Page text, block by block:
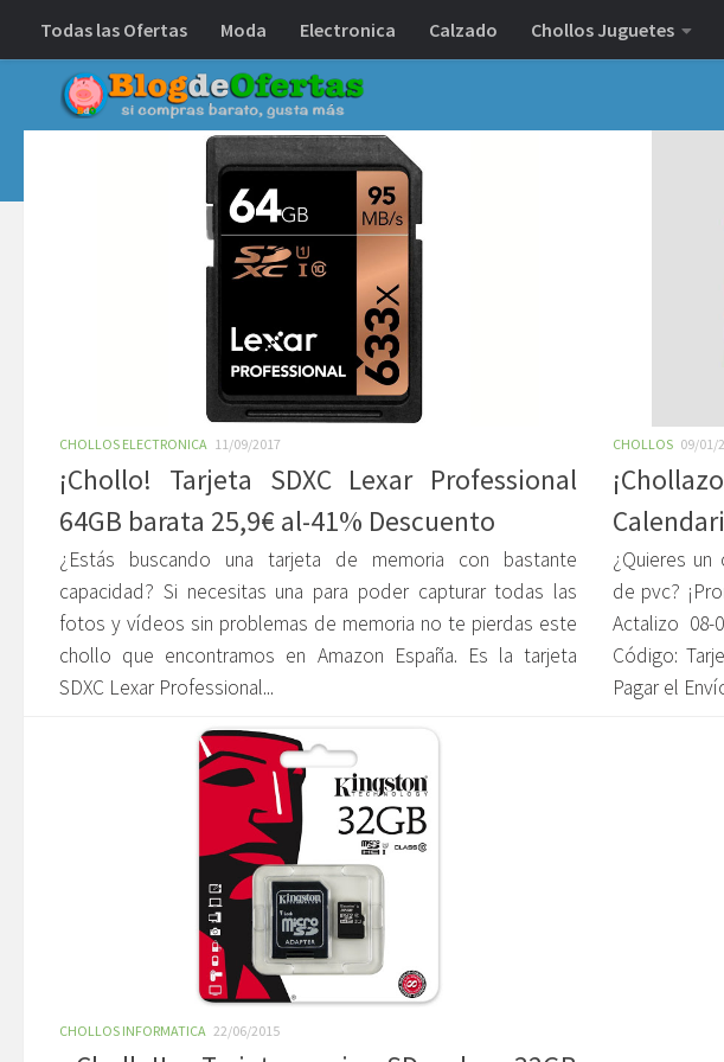
Debajo del contenido
Todas las Ofertas Moda Electronica Calzado Chollos Juguetes
CHOLLOS ELECTRONICA 11/09/2017
¡Chollo! Tarjeta SDXC Lexar Professional
64GB barata 25,9€ al-41% Descuento
¿Estás buscando una tarjeta de memoria con bastante
capacidad? Si necesitas una para poder capturar todas las
fotos y vídeos sin problemas de memoria no te pierdas este
chollo que encontramos en Amazon España. Es la tarjeta
SDXC Lexar Professional...
CHOLLOS 09/01/
¿Quieres un
de pvc?
Actalizo
Código:
Pagar el
CHOLLOS INFORMATICA 22/06/2015